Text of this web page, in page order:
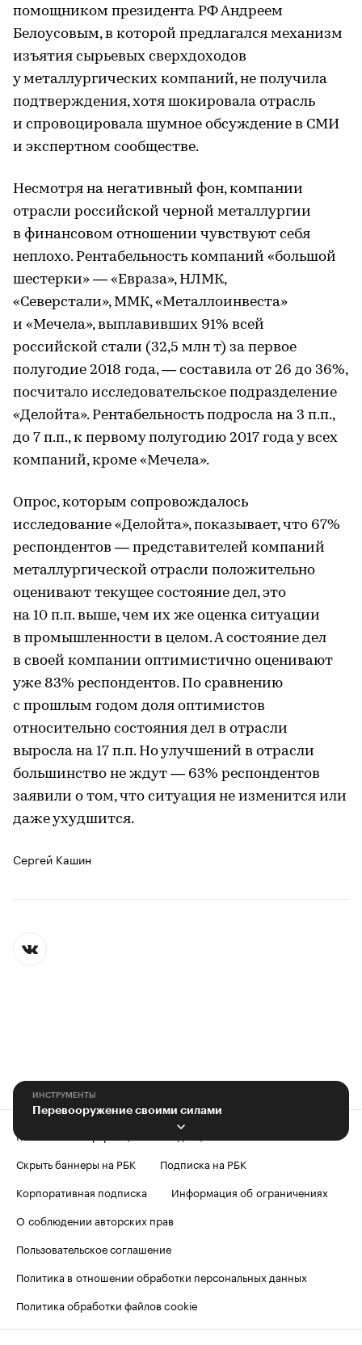
помощником президента РФ Андреем
Белоусовым, в которой предлагался механизм
изъятия сырьевых сверхдоходов
у металлургических компаний, не получила
подтверждения, хотя шокировала отрасль
и спровоцировала шумное обсуждение в СМИ
и экспертном сообществе.
Несмотря на негативный фон, компании
отрасли российской черной металлургии
в финансовом отношении чувствуют себя
неплохо. Рентабельность компаний «большой
шестерки» — «Евраза», НЛМК,
«Северстали», ММК, «Металлоинвеста»
и «Мечела», выплавивших 91% всей
российской стали (32,5 млн т) за первое
полугодие 2018 года, — составила от 26 до 36%,
посчитало исследовательское подразделение
«Делойта». Рентабельность подросла на 3 п.п.,
до 7 п.п., к первому полугодию 2017 года у всех
компаний, кроме «Мечела».
Опрос, которым сопровождалось
исследование «Делойта», показывает, что 67%
респондентов — представителей компаний
металлургической отрасли положительно
оценивают текущее состояние дел, это
на 10 п.п. выше, чем их же оценка ситуации
в промышленности в целом. А состояние дел
в своей компании оптимистично оценивают
уже 83% респондентов. По сравнению
с прошлым годом доля оптимистов
относительно состояния дел в отрасли
выросла на 17 п.п. Но улучшений в отрасли
большинство не ждут — 63% респондентов
заявили о том, что ситуация не изменится или
даже ухудшится.
Сергей Кашин
ИНСТРУМЕНТЫ
Перевооружение своими силами
Контактная информация
Скрыть баннеры на РБК
Подписка на РБК
Корпоративная подписка
Информация об ограничениях
О соблюдении авторских прав
Пользовательское соглашение
Политика в отношении обработки персональных данных
Политика обработки файлов cookie